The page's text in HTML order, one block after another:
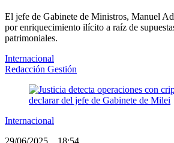
El jefe de Gabinete de Ministros, Manuel
por enriquecimiento ilícito a raíz de
patrimoniales.
Internacional
Redacción Gestión
Internacional